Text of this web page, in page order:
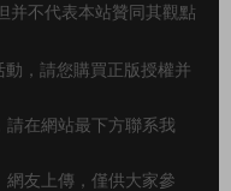
并不代表本站贊同其觀點
，請您購買正版授權并
在網站最下方聯系我
友上傳，僅供大家參